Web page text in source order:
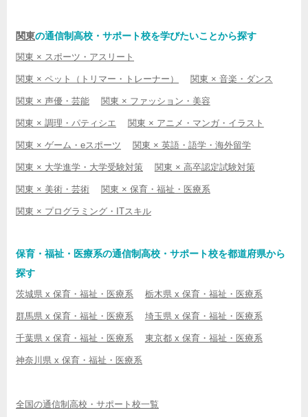
関東の通信制高校・サポート校を学びたいことから探す
関東 × スポーツ・アスリート
関東 × ペット（トリマー・トレーナー） 関東 × 音楽・ダンス
関東 × 声優・芸能 関東 × ファッション・美容
関東 × 調理・パティシエ 関東 × アニメ・マンガ・イラスト
関東 × ゲーム・eスポーツ 関東 × 英語・語学・海外留学
関東 × 大学進学・大学受験対策 関東 × 高卒認定試験対策
関東 × 美術・芸術 関東 × 保育・福祉・医療系
関東 × プログラミング・ITスキル
保育・福祉・医療系の通信制高校・サポート校を都道府県から
探す
茨城県 x 保育・福祉・医療系 栃木県 x 保育・福祉・医療系
群馬県 x 保育・福祉・医療系 埼玉県 x 保育・福祉・医療系
千葉県 x 保育・福祉・医療系 東京都 x 保育・福祉・医療系
神奈川県 x 保育・福祉・医療系
全国の通信制高校・サポート校一覧